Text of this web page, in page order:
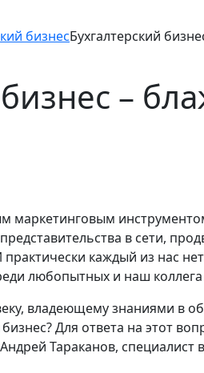
бизнесБухгалтерский
–
маркетинговым
в сети,
каждый из нас
любопытных и наш коллега
владеющему знаниями в
Для ответа на этот
Тараканов,